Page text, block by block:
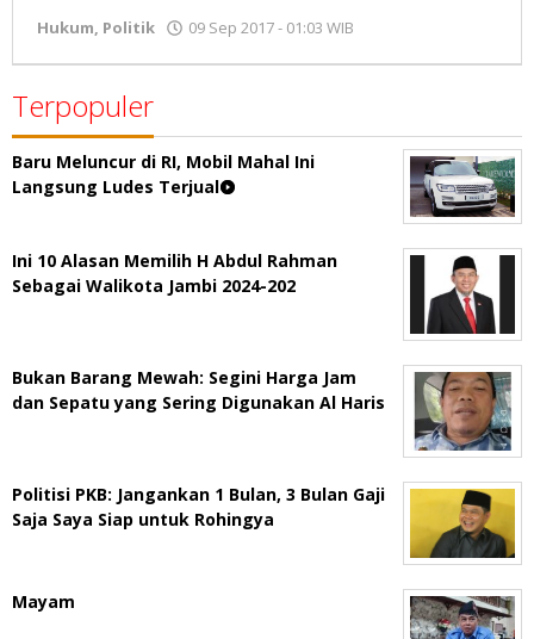
Hukum, Politik 09 Sep 2017 - 01:03 WIB
Terpopuler
Baru Meluncur di RI, Mobil Mahal Ini
Langsung Ludes Terjual
Ini 10 Alasan Memilih H Abdul Rahman
Sebagai Walikota Jambi 2024-202
Bukan Barang Mewah: Segini Harga Jam
dan Sepatu yang Sering Digunakan Al Haris
Politisi PKB: Jangankan 1 Bulan, 3 Bulan Gaji
Saja Saya Siap untuk Rohingya
Mayam